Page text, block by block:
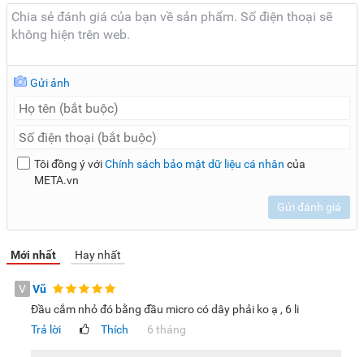
Như vậy, micro Guinness M-810D ứng dụng công nghệ hiện
đại mang đến hiệu quả thu phát âm thanh vượt trội, giúp
cầu mua micro không dây chất lượng thì bạn đừng bỏ lỡ
sản phẩm, màu sắc có thể thay đổi tùy theo sản phẩm thực
tế.
Gửi ảnh
Tôi đồng ý vớiChính sách bảo mật dữ liệu cá nhân của
META.vn
Gửi đánh giá
Mới nhất Hay nhất
V Vũ
Đầu cắm nhỏ đó bằng đầu micro có dây phải ko ạ , 6 li
Trả lời
Thích 6 tháng